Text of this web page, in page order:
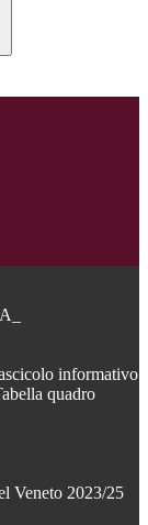
informativo
quadro
Veneto 2023/25